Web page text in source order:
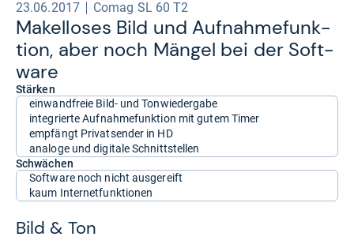
23.06.2017 Comag SL 60 T2
Makel­lo­ses Bild und Auf­nah­me­funk­
tion, aber noch Män­gel bei der Soft­
ware
Stärken
einwandfreie Bild- und Tonwiedergabe
integrierte Aufnahmefunktion mit gutem Timer
empfängt Privatsender in HD
analoge und digitale Schnittstellen
Schwächen
Software noch nicht ausgereift
kaum Internetfunktionen
Bild & Ton